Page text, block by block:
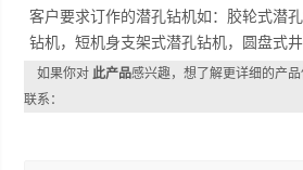
客户要求订作的潜孔钻机如：胶轮式潜
钻机，短机身支架式潜孔钻机，圆盘式井
如果你对此产品感兴趣，想了解更详细的产
联系：